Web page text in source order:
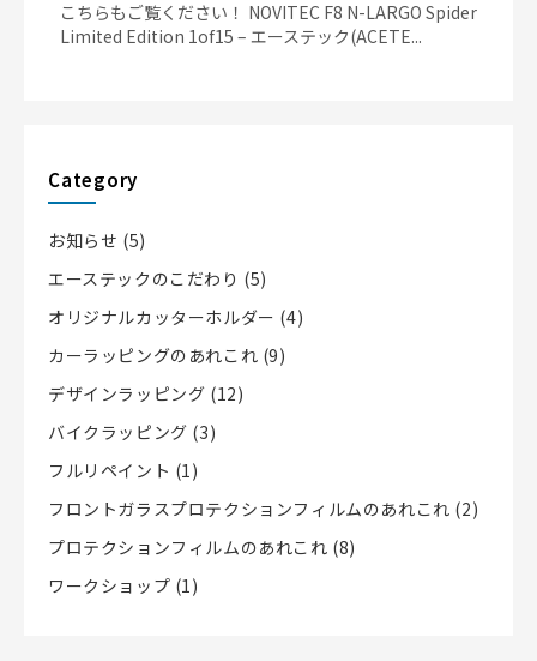
こちらもご覧ください！ NOVITEC F8 N-LARGO Spider
Limited Edition 1of15 – エーステック(ACETE...
Category
お知らせ (5)
エーステックのこだわり (5)
オリジナルカッターホルダー (4)
カーラッピングのあれこれ (9)
デザインラッピング (12)
バイクラッピング (3)
フルリペイント (1)
フロントガラスプロテクションフィルムのあれこれ (2)
プロテクションフィルムのあれこれ (8)
ワークショップ (1)